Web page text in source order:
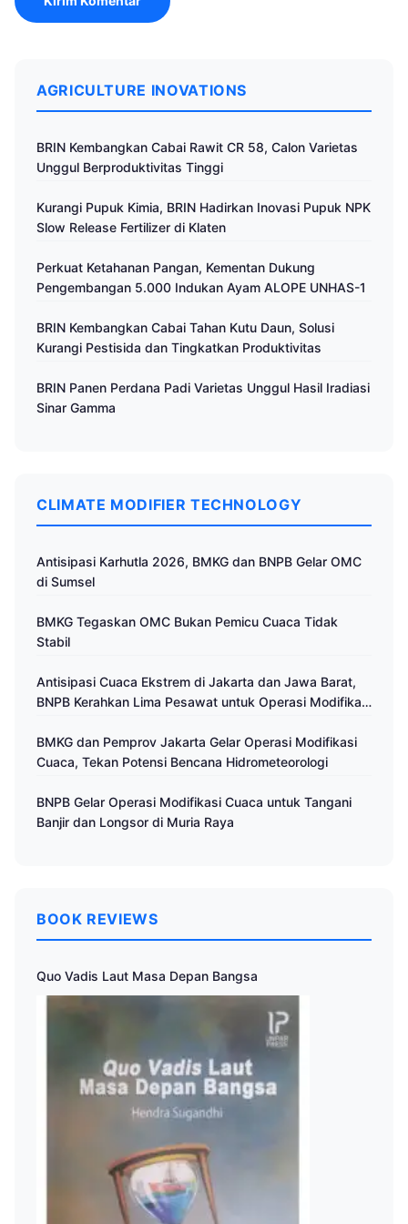
AGRICULTURE INOVATIONS
BRIN Kembangkan Cabai Rawit CR 58, Calon Varietas
Unggul Berproduktivitas Tinggi
Kurangi Pupuk Kimia, BRIN Hadirkan Inovasi Pupuk NPK
Slow Release Fertilizer di Klaten
Perkuat Ketahanan Pangan, Kementan Dukung
Pengembangan 5.000 Indukan Ayam ALOPE UNHAS-1
BRIN Kembangkan Cabai Tahan Kutu Daun, Solusi
Kurangi Pestisida dan Tingkatkan Produktivitas
BRIN Panen Perdana Padi Varietas Unggul Hasil Iradiasi
Sinar Gamma
CLIMATE MODIFIER TECHNOLOGY
Antisipasi Karhutla 2026, BMKG dan BNPB Gelar OMC
di Sumsel
BMKG Tegaskan OMC Bukan Pemicu Cuaca Tidak
Stabil
Antisipasi Cuaca Ekstrem di Jakarta dan Jawa Barat,
BNPB Kerahkan Lima Pesawat untuk Operasi Modifikasi
BMKG dan Pemprov Jakarta Gelar Operasi Modifikasi
Cuaca, Tekan Potensi Bencana Hidrometeorologi
BNPB Gelar Operasi Modifikasi Cuaca untuk Tangani
Banjir dan Longsor di Muria Raya
BOOK REVIEWS
Quo Vadis Laut Masa Depan Bangsa